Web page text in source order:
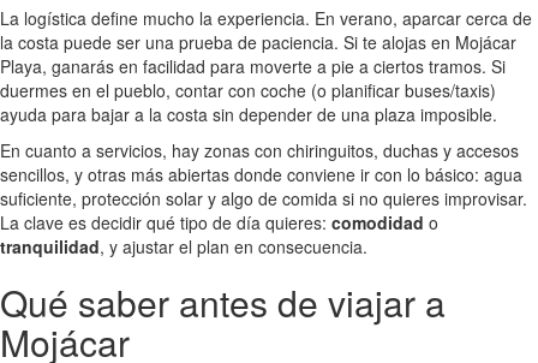
La logística define mucho la experiencia. En verano, aparcar cerca de
la costa puede ser una prueba de paciencia. Si te alojas en Mojácar
Playa, ganarás en facilidad para moverte a pie a ciertos tramos. Si
duermes en el pueblo, contar con coche (o planificar buses/taxis)
ayuda para bajar a la costa sin depender de una plaza imposible.
En cuanto a servicios, hay zonas con chiringuitos, duchas y accesos
sencillos, y otras más abiertas donde conviene ir con lo básico: agua
suficiente, protección solar y algo de comida si no quieres improvisar.
La clave es decidir qué tipo de día quieres: comodidad o
tranquilidad, y ajustar el plan en consecuencia.
Qué saber antes de viajar a
Mojácar